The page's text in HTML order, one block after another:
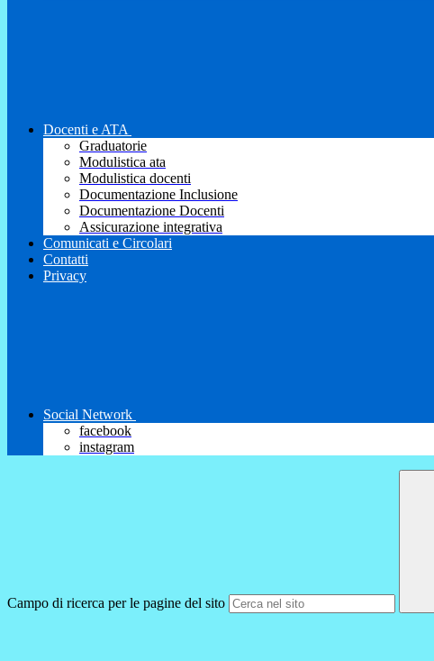
Docenti e ATA
Graduatorie
Modulistica ata
Modulistica docenti
Documentazione Inclusione
Documentazione Docenti
Assicurazione integrativa
Comunicati e Circolari
Contatti
Privacy
Social Network
facebook
instagram
Campo di ricerca per le pagine del sito